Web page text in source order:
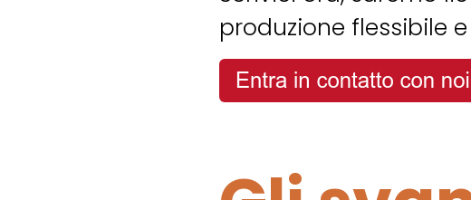
produzione flessibile